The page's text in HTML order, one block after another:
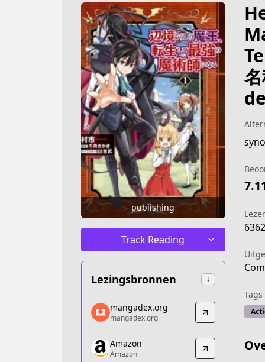
publishing
Track Reading
Lezingsbronnen ↓
mangadex.org
mangadex.org
https://mangadex.org/title/032f800d-
Amazon
mangadex.org
mangadex.org
Amazon
Amazon
6362
Tags